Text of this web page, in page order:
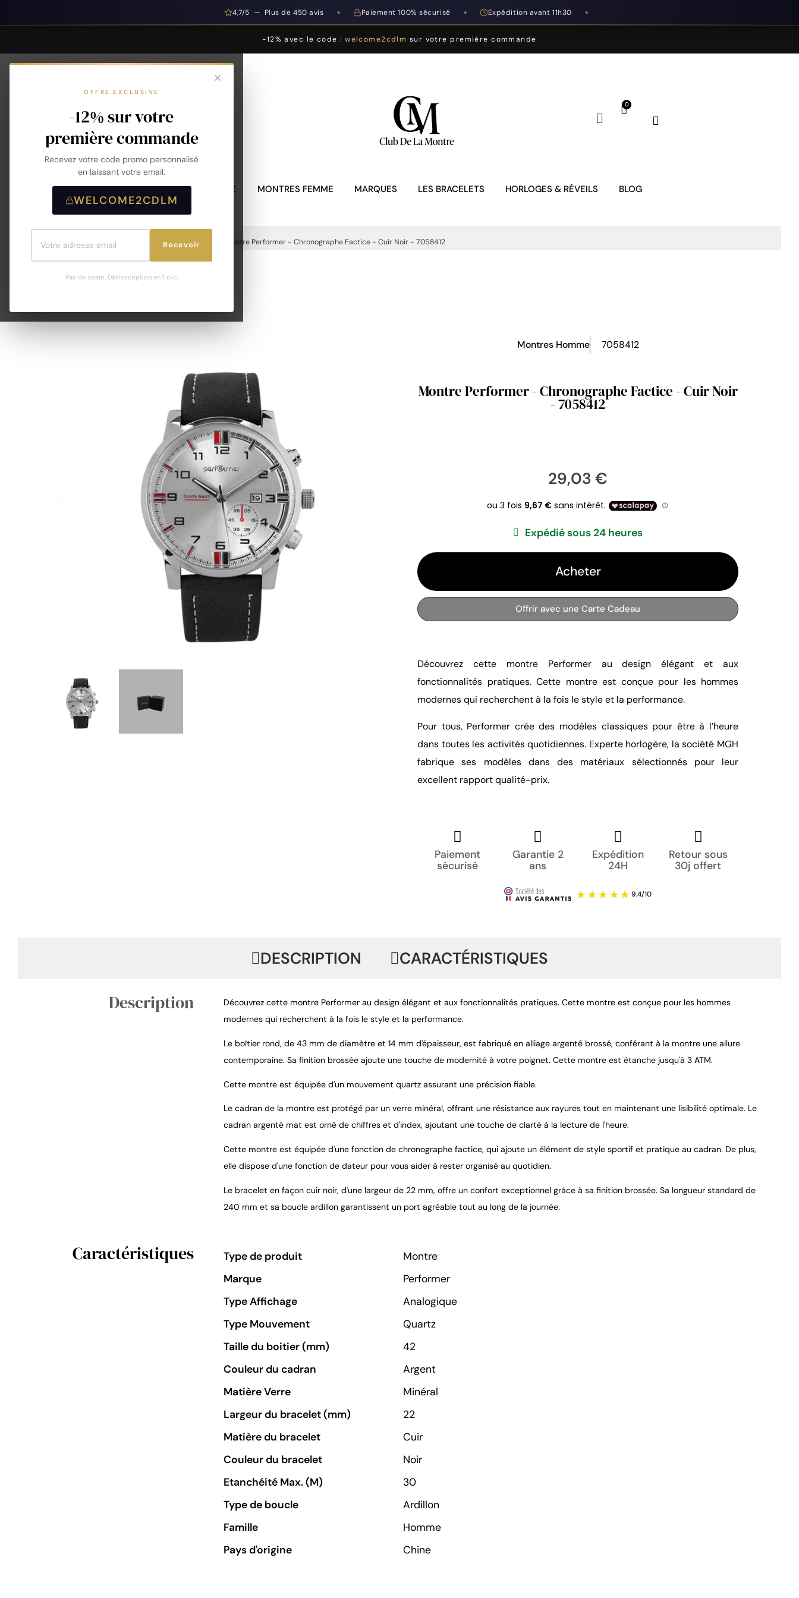
4,7/5 — Plus de 450 avis ◆ Paiement 100% sécurisé ◆ Expédition avant 11h30 ◆
-12% avec le code :welcome2cdlm sur votre première commande
OFFRE EXCLUSIVE
-12% sur votre
première commande
Recevez votre code promo personnalisé
en laissant votre email.
WELCOME2CDLM
Recevoir
Pas de spam. Désinscription en 1 clic.
MONTRES HOMME MONTRES FEMME MARQUES LES BRACELETS HORLOGES & RÉVEILS BLOG
Accueil Montres Montres Homme Montre Performer - Chronographe Factice - Cuir Noir - 7058412
Montres Homme 7058412
Montre Performer - Chronographe Factice - Cuir Noir
- 7058412
29,03 €
Expédié sous 24 heures
Acheter
Offrir avec une Carte Cadeau
Découvrez cette montre Performer au design élégant et aux
fonctionnalités pratiques. Cette montre est conçue pour les hommes
modernes qui recherchent à la fois le style et la performance.
Pour tous, Performer crée des modèles classiques pour être à l’heure
dans toutes les activités quotidiennes. Experte horlogère, la société MGH
fabrique ses modèles dans des matériaux sélectionnés pour leur
excellent rapport qualité-prix.
Paiement
sécurisé
Garantie 2
ans
Expédition
24H
Retour sous
30j offert
DESCRIPTION CARACTÉRISTIQUES
Description
Découvrez cette montre Performer au design élégant et aux fonctionnalités pratiques. Cette montre est conçue pour les hommes
modernes qui recherchent à la fois le style et la performance.
Le boîtier rond, de 43 mm de diamètre et 14 mm d'épaisseur, est fabriqué en alliage argenté brossé, conférant à la montre une allure
contemporaine. Sa finition brossée ajoute une touche de modernité à votre poignet. Cette montre est étanche jusqu'à 3 ATM.
Cette montre est équipée d'un mouvement quartz assurant une précision fiable.
Le cadran de la montre est protégé par un verre minéral, offrant une résistance aux rayures tout en maintenant une lisibilité optimale. Le
cadran argenté mat est orné de chiffres et d'index, ajoutant une touche de clarté à la lecture de l'heure.
Cette montre est équipée d'une fonction de chronographe factice, qui ajoute un élément de style sportif et pratique au cadran. De plus,
elle dispose d'une fonction de dateur pour vous aider à rester organisé au quotidien.
Le bracelet en façon cuir noir, d'une largeur de 22 mm, offre un confort exceptionnel grâce à sa finition brossée. Sa longueur standard de
240 mm et sa boucle ardillon garantissent un port agréable tout au long de la journée.
Caractéristiques Type de produit
Montre
Marque
Performer
Type Affichage
Analogique
Type Mouvement
Quartz
Taille du boitier (mm)
42
Couleur du cadran
Argent
Matière Verre
Minéral
Largeur du bracelet (mm)
22
Matière du bracelet
Cuir
Couleur du bracelet
Noir
Etanchéité Max. (M)
30
Type de boucle
Ardillon
Famille
Homme
Pays d'origine
Chine